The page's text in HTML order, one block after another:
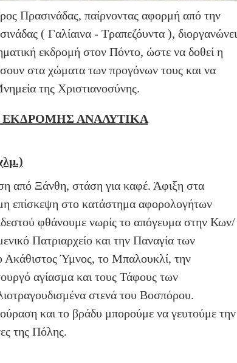
Πρασινάδας, παίρνοντας αφορμή από την
( Γαλίαινα - Τραπεζόυντα ), διοργανώνει
εκδρομή στον Πόντο, ώστε να δοθεί η
στα χώματα των προγόνων τους και να
της Χριστιανοσύνης.
ΑΝΑΛΥΤΙΚΑ
από Ξάνθη, στάση για καφέ. Άφιξη στα
επίσκεψη στο κατάστημα αφορολογήτων
φθάνουμε νωρίς το απόγευμα στην Κων/
Πατριαρχείο και την Παναγία των
Ύμνος, το Μπαλουκλί, την
αγίασμα και τους Τάφους των
στενά του Βοσπόρου.
και το βράδυ μπορούμε να γευτούμε την
της Πόλης.